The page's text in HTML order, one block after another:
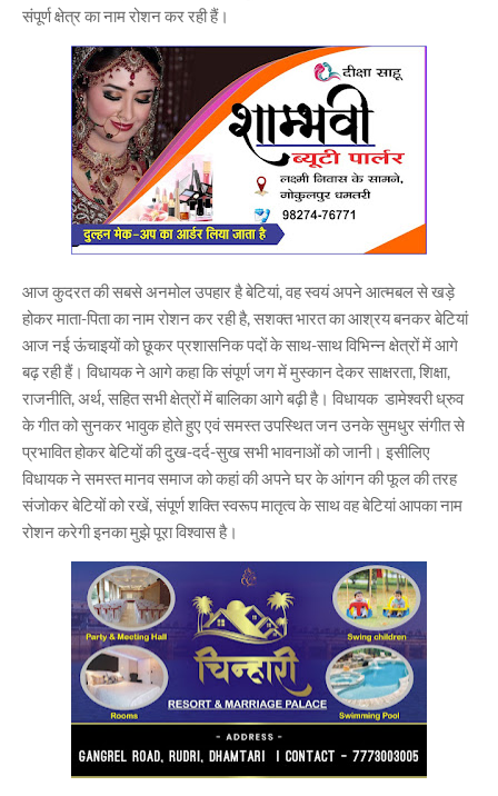
संपूर्ण क्षेत्र का नाम रोशन कर रही हैं।
आज कुदरत की सबसे अनमोल उपहार है बेटियां, वह स्वयं अपने आत्मबल से खड़े
होकर माता-पिता का नाम रोशन कर रही है, सशक्त भारत का आश्रय बनकर बेटियां
आज नई ऊंचाइयों को छूकर प्रशासनिक पदों के साथ-साथ विभिन्न क्षेत्रों में आगे
बढ़ रही हैं। विधायक ने आगे कहा कि संपूर्ण जग में मुस्कान देकर साक्षरता, शिक्षा,
राजनीति, अर्थ, सहित सभी क्षेत्रों में बालिका आगे बढ़ी है। विधायक डामेश्वरी ध्रुव
के गीत को सुनकर भावुक होते हुए एवं समस्त उपस्थित जन उनके सुमधुर संगीत से
प्रभावित होकर बेटियों की दुख-दर्द-सुख सभी भावनाओं को जानी। इसीलिए
विधायक ने समस्त मानव समाज को कहां की अपने घर के आंगन की फूल की तरह
संजोकर बेटियों को रखें, संपूर्ण शक्ति स्वरूप मातृत्व के साथ वह बेटियां आपका नाम
रोशन करेगी इनका मुझे पूरा विश्वास है।